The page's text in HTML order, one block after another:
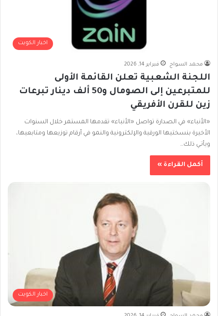
اخبار الكويت
محمد السواح فبراير 14, 2026
اللجنة الشعبية تعلن القائمة الأولى
للمتبرعين إلى الصومال و50 ألف دينار تبرعات
زين للقرن الأفريقي
«الأنباء» في الصدارة تواصل «الأنباء» تقدمها المستمر خلال السنوات
الأخيرة بنسختيها الورقية والإلكترونية والنمو في أرقام توزيعها ومتابعيها،
ويأتـي ذلك…
أكمل القراءة »
اخبار الكويت